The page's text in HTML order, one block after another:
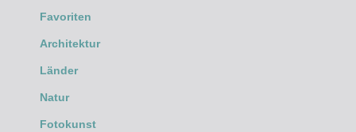
Favoriten
Architektur
Länder
Natur
Fotokunst